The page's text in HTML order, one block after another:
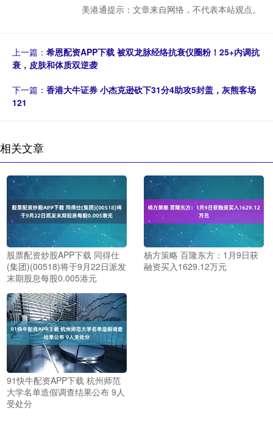
美港通提示：文章来自网络，不代表本站观点。
上一篇： 希恩配资APP下载 被双龙脉经络抗衰仪圈粉！25+内调抗
衰，皮肤和体质双逆袭
下一篇： 香港大牛证券 小杰克逊砍下31分4助攻5封盖，灰熊客场
121
相关文章
股票配资炒股APP下载 同得仕
(集团)(00518)将于9月22日派发
末期股息每股0.005港元
杨方策略 百隆东方：1月9日获
融资买入1629.12万元
91快牛配资APP下载 杭州师范
大学名单造假调查结果公布 9人
受处分